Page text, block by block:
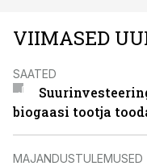
VIIMASED
SAATED
biogaasi tootja
MAJANDUSTULEMUSED